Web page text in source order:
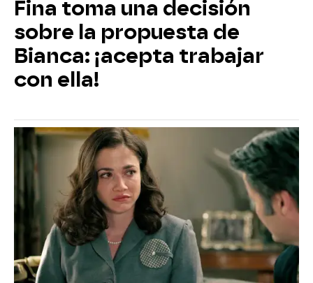
Fina toma una decisión
sobre la propuesta de
Bianca: ¡acepta trabajar
con ella!